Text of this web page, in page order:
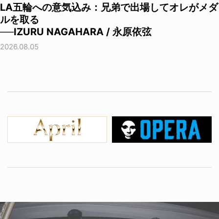
LA五輪への意気込み：兄弟で出場してオレがメダ
ルを取る
──IZURU NAGAHARA / 永原依弦
2026.08.05